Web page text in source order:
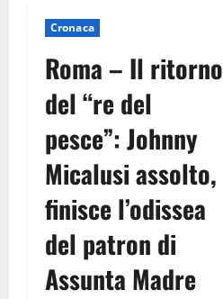
Cronaca
Roma – Il ritorno
del “re del
pesce”: Johnny
Micalusi assolto,
finisce l’odissea
del patron di
Assunta Madre